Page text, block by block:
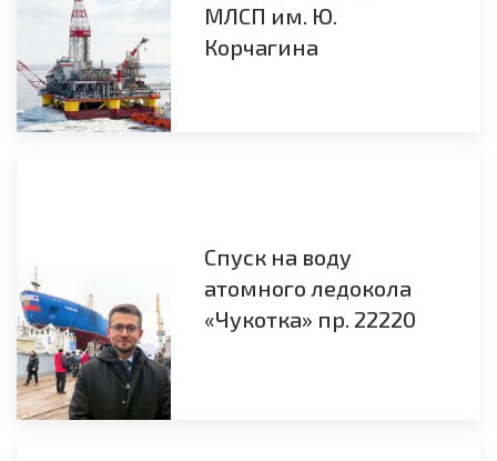
МЛСП им. Ю.
Корчагина
Спуск на воду
атомного ледокола
«Чукотка» пр. 22220